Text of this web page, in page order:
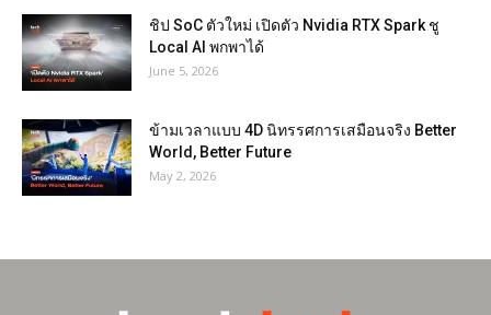
ชิป SoC ตัวใหม่ เปิดตัว Nvidia RTX Spark ชู
Local AI พกพาได้
June 5, 2026
ข้ามเวลาแบบ 4D นิทรรศการเสมือนจริง Better
World, Better Future
May 2, 2026